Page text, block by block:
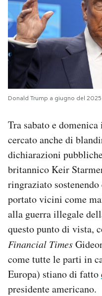
Donald Trump a giugno del
Tra sabato e
cercato anche di
dichiarazioni
britannico Keir
ringraziato
portato vicini come
alla guerra illegale
questo punto di vista,
Financial Times
come tutte le parti in
Europa) stiano di fatto
presidente americano.